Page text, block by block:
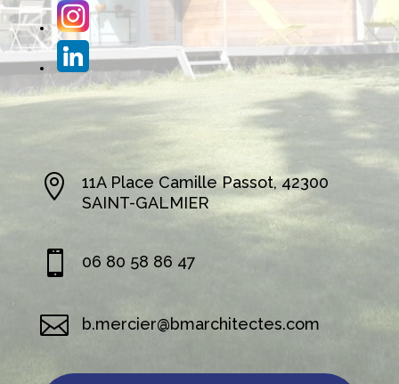

11A Place Camille Passot, 42300
SAINT-GALMIER
 06 80 58 86 47
 b.mercier@bmarchitectes.com